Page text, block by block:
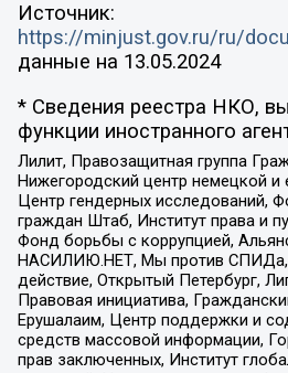
Источник:
https://minjust.gov.ru/ru/
данные на 13.05.2024
* Сведения реестра НКО,
функции иностранного
Лилит, Правозащитная группа
Нижегородский центр немецкой и
Центр гендерных исследований,
граждан Штаб, Институт права и
Фонд борьбы с коррупцией,
НАСИЛИЮ.НЕТ, Мы против СПИДа,
действие, Открытый Петербург,
Правовая инициатива,
Ерушалаим, Центр поддержки и
средств массовой информации,
прав заключенных, Институт